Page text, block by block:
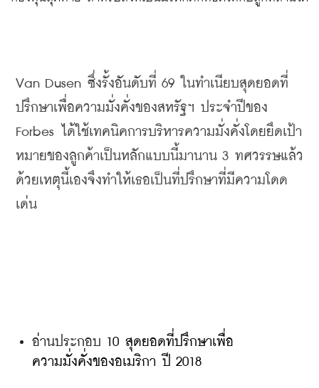
Van Dusen ซึ่งรั้งอันดับที่ 69
ในทำเนียบสุดยอดที่
ปรึกษาเพื่อความมั่งคั่งของสหรัฐฯ ประจำปีของ
Forbes
ได้ใช้เทคนิคการบริหารความมั่งคั่งโดยยึดเป้า
หมายของลูกค้าเป็นหลักแบบนี้มานาน 3 ทศวรรษแล้ว
ด้วยเหตุนี้เองจึงทำให้เธอเป็นที่ปรึกษาที่มีความโดด
เด่น
อ่านประกอบ 10 สุดยอดที่ปรึกษาเพื่อ
ความมั่งคั่งของอเมริกา ปี 2018